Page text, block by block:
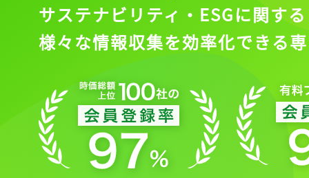
サステナビリティ・ESGに関する
様々な情報収集を効率化できる